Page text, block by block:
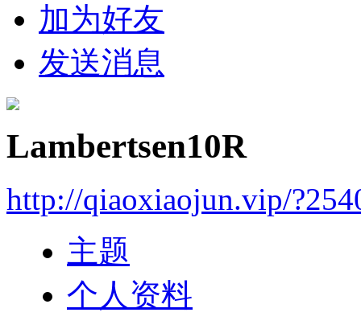
加为好友
发送消息
Lambertsen10R
http://qiaoxiaojun.vip/
主题
个人资料